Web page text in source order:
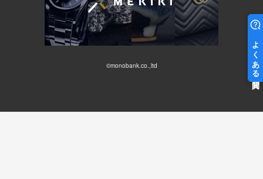
©monobank.co.,ltd